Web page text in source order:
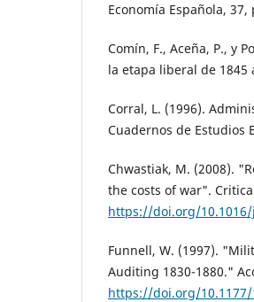
Economía Española, 37,
Comín, F., Aceña, P., y
la etapa liberal de 1845
Corral, L. (1996).
Cuadernos de Estudios
Chwastiak, M. (2008).
the costs of war".
https://doi.org/10.1016/
Funnell, W. (1997).
Auditing 1830-1880."
https://doi.org/10.1177/